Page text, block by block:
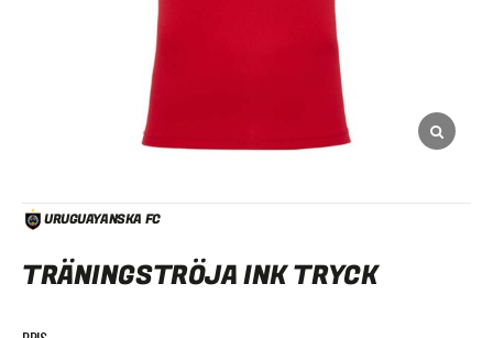
URUGUAYANSKA FC
TRÄNINGSTRÖJA INK TRYCK